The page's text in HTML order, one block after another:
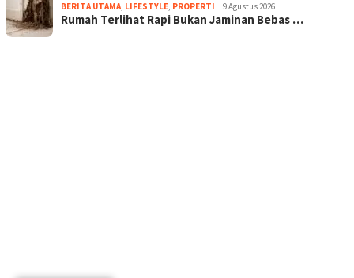
BERITA UTAMA, LIFESTYLE, PROPERTI 9 Agustus 2026
Rumah Terlihat Rapi Bukan Jaminan Bebas …